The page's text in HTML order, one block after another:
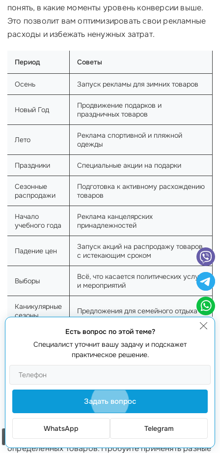
понять, в какие моменты уровень конверсии выше.
Это позволит вам оптимизировать свои рекламные
расходы и избежать ненужных затрат.
Период Советы
Осень Запуск рекламы для зимних товаров
Новый Год
Продвижение подарков и
праздничных товаров
Лето
Реклама спортивной и пляжной
одежды
Праздники Специальные акции на подарки
Сезонные
распродажи
Подготовка к активному расхождению
товаров
Начало
учебного года
Реклама канцелярских
принадлежностей
Падение цен
Запуск акций на распродажу товаров
с истекающим сроком
Выборы
Всё, что касается политических услуг
и мероприятий
Каникулярные
сезоны
Предложения для семейного отдыха
события
Реклама мероприятий или
хедлайнеров
Оптимизация по времени суток
Также стоит учитывать, что в разное время суток
пользователи ведут себя по-разному. Например,
исследования показывают, что реклама в вечерние
часы может принести лучшие результаты для
определенных товаров. Пробуйте применять разные
Есть вопрос по этой теме?
Специалист уточнит вашу задачу и подскажет
практическое решение.
Задать вопрос
WhatsApp Telegram
Заказать звонок